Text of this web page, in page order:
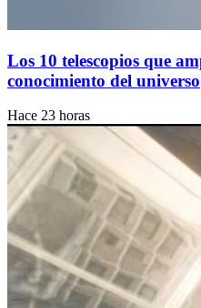
Los 10 telescopios que
conocimiento del universo
Hace 23 horas